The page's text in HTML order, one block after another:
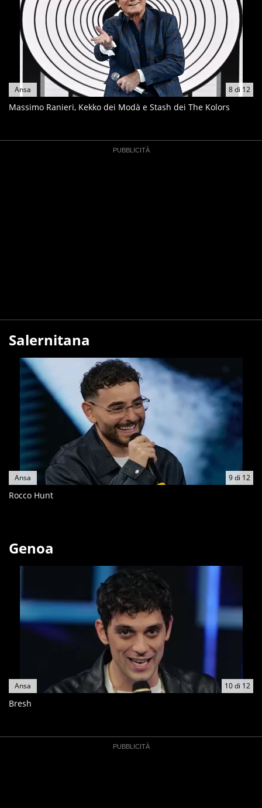
8di 12
Ansa
Massimo Ranieri, Kekko dei Modà e Stash dei The Kolors
Salernitana
9di 12
Ansa
Rocco Hunt
Genoa
10di 12
Ansa
Bresh